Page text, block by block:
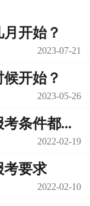
开始？
2023-07-21
开始？
2023-05-26
条件都...
2022-02-19
考要求
2022-02-10